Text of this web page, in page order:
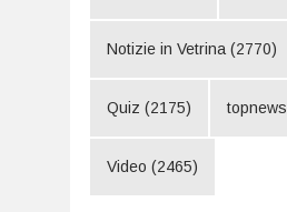
Notizie in Vetrina (2770)
Quiz (2175) topnews
Video (2465)